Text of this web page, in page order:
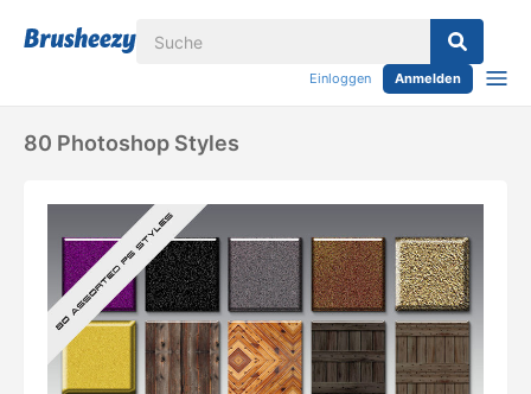
Einloggen Anmelden
80 Photoshop Styles